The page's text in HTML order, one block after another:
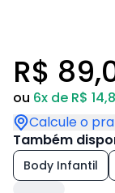
R$
ou 6x de R$
Calcule o
Também
Body Infantil